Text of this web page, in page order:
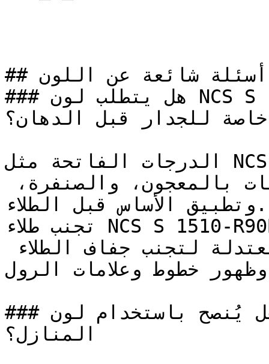
## أسئلة شائعة عن اللون
### هل يتطلب لون NCS S 1510-R90B تأسيس أو معالجة
خاصة للجدار قبل الدهان؟
الدرجات الفاتحة مثل NCS S 1510-R90B تتطلب تجهيزاً
وتطبيق الأساس قبل الطلاء.
تجنب طلاء NCS S 1510-R90B تحت أشعة الشمس المباشرة؛
خطوط وعلامات الرول.
### هل يُنصح باستخدام لون NCS S 1510-R90B لطلاء
المنازل؟